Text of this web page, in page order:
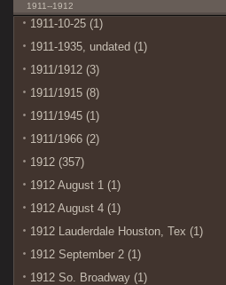
1911--1912
1911-10-25 (1)
1911-1935, undated (1)
1911/1912 (3)
1911/1915 (8)
1911/1945 (1)
1911/1966 (2)
1912 (357)
1912 August 1 (1)
1912 August 4 (1)
1912 Lauderdale Houston, Tex (1)
1912 September 2 (1)
1912 So. Broadway (1)